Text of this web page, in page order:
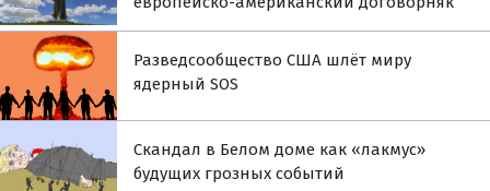
Разведсообщество США шлёт миру
ядерный SOS
Скандал в Белом доме как «лакмус»
будущих грозных событий